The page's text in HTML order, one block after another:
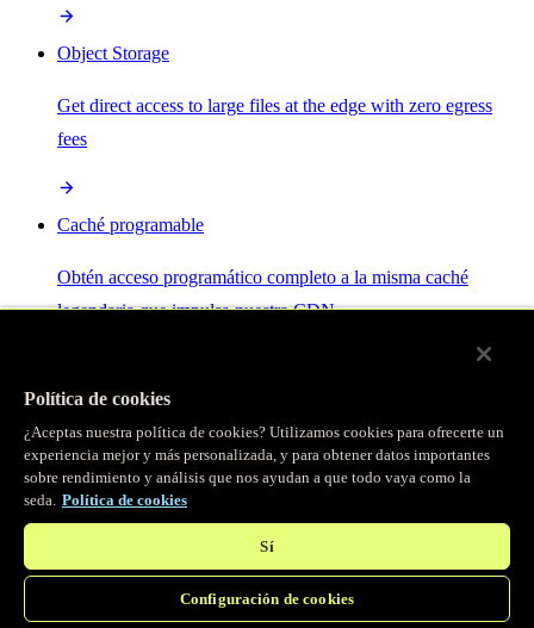
Object Storage
Get direct access to large files at the edge with zero egress
fees
Caché programable
Obtén acceso programático completo a la misma caché
legendaria que impulsa nuestra CDN.
Servidor MCP
Control por IA para tus servicios Fastly.
Política de cookies
¿Aceptas nuestra política de cookies? Utilizamos cookies para ofrecerte un
experiencia mejor y más personalizada, y para obtener datos importantes
sobre rendimiento y análisis que nos ayudan a que todo vaya como la
seda. Política de cookies
Sí
Configuración de cookies